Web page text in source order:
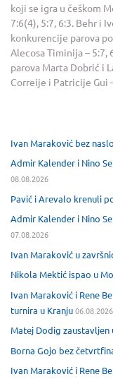
koji se igra u češkom
7:6(4), 5:7, 6:3. Behr i
konkurencije parova
Alecosa Timinija – 5:7,
parova Marta Dobrić i
Correije i Patricije Gui
Ivan Maraković bez
Admir Kalender i Nino
08.08.2026
Pavić i Arevalo krenuli
Admir Kalender i Nino
07.08.2026
Ivan Maraković u
Nikola Mektić ispao u
Ivan Maraković i Rene
turnira u Kranju06.08.2026
Matej Dodig zaustavljen
Borna Gojo bez
Ivan Maraković i Rene